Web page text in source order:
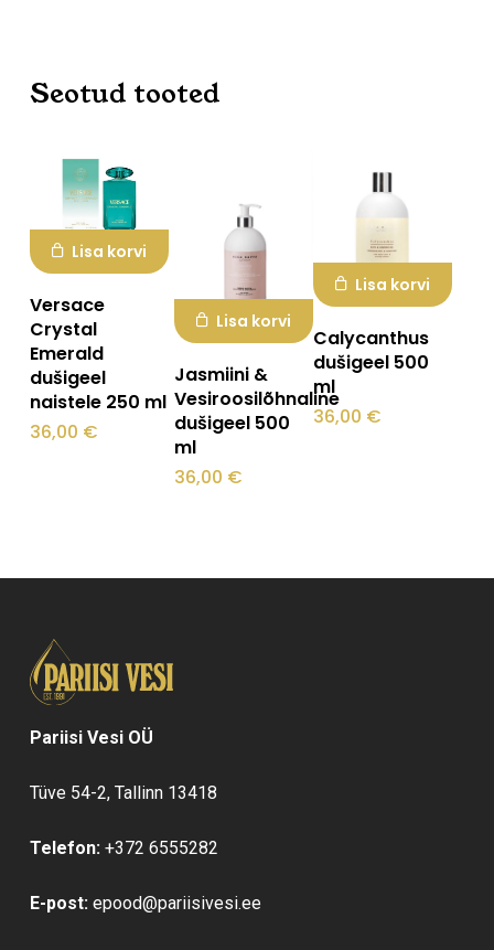
Seotud tooted
Lisa korvi
Versace
Crystal
Emerald
dušigeel
naistele 250 ml
36,00 €
Lisa korvi
Jasmiini &
Vesiroosilõhnaline
dušigeel 500
ml
36,00 €
Lisa korvi
Calycanthus
dušigeel 500
ml
36,00 €
Pariisi Vesi OÜ
Tüve 54-2, Tallinn 13418
Telefon: +372 6555282
E-post: epood@pariisivesi.ee